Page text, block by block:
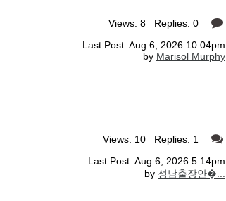
Views: 8 Replies: 0
Last Post: Aug 6, 2026 10:04pm
by Marisol Murphy
Views: 10 Replies: 1
Last Post: Aug 6, 2026 5:14pm
by 성남출장안�...